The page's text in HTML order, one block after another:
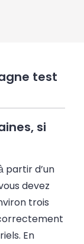
test
si
partir d’un
devez
trois
En